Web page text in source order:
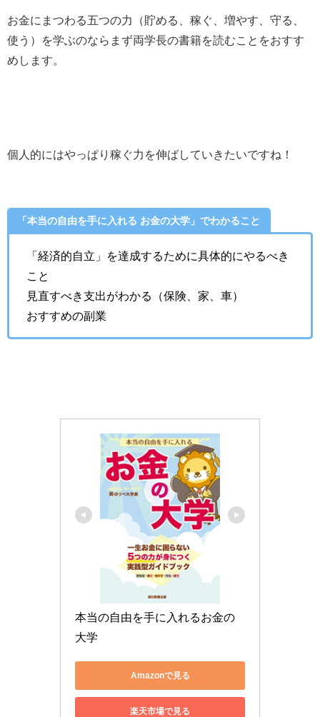
お金にまつわる五つの力（貯める、稼ぐ、増やす、守る、
使う）を学ぶのならまず両学長の書籍を読むことをおすす
めします。
個人的にはやっぱり稼ぐ力を伸ばしていきたいですね！
「本当の自由を手に入れる お金の大学」でわかること
「経済的自立」を達成するために具体的にやるべき
こと
見直すべき支出がわかる（保険、家、車）
おすすめの副業
本当の自由を手に入れるお金の
大学
Amazonで見る
楽天市場で見る